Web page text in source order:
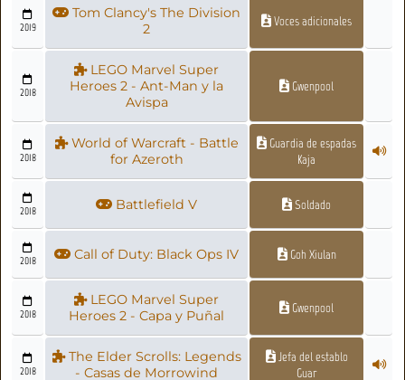
2019
Tom Clancy's The Division
2
Voces adicionales
2018
LEGO Marvel Super
Heroes 2 - Ant-Man y la
Avispa
Gwenpool
2018
World of Warcraft - Battle
for Azeroth
Guardia de espadas
Kaja
2018 Battlefield V Soldado
2018 Call of Duty: Black Ops IV Goh Xiulan
2018
LEGO Marvel Super
Heroes 2 - Capa y Puñal
Gwenpool
2018
The Elder Scrolls: Legends
- Casas de Morrowind
Jefa del establo
Guar